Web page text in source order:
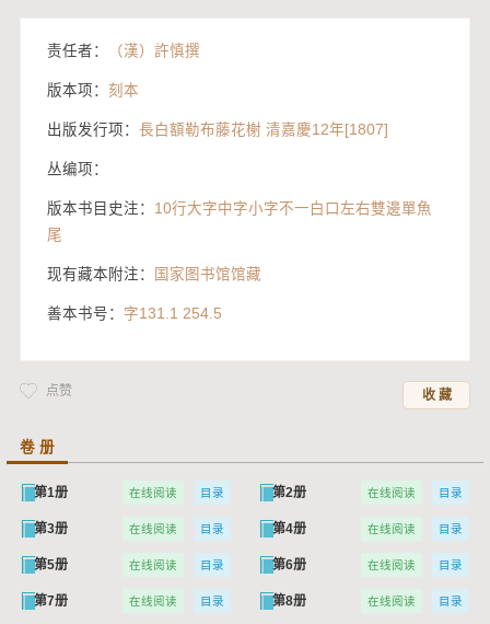
责任者： （漢）許慎撰
版本项： 刻本
出版发行项： 長白額勒布藤花榭 清嘉慶12年[1807]
丛编项：
版本书目史注： 10行大字中字小字不一白口左右雙邊單魚
尾
现有藏本附注： 国家图书馆馆藏
善本书号： 字131.1 254.5
收 藏
点赞
卷 册
第1册 在线阅读 目录 第2册 在线阅读 目录
第3册 在线阅读 目录 第4册 在线阅读 目录
第5册 在线阅读 目录 第6册 在线阅读 目录
第7册 在线阅读 目录 第8册 在线阅读 目录